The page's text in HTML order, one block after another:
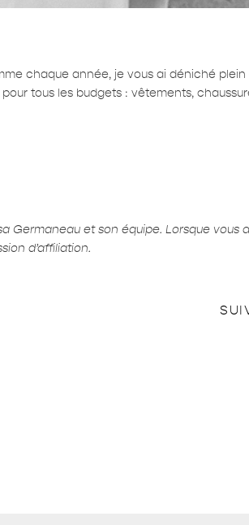
chaque année, je vous ai déniché plein
tous les budgets : vêtements,
Germaneau et son équipe. Lorsque vous
d’affiliation.